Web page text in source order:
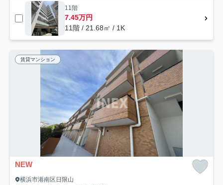
11階
7.45万円
11階 / 21.68㎡ / 1K
賃貸マンション
NEW
横浜市港南区日限山